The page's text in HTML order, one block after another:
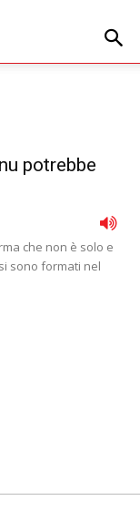
potrebbe
che non è solo e
sono formati nel